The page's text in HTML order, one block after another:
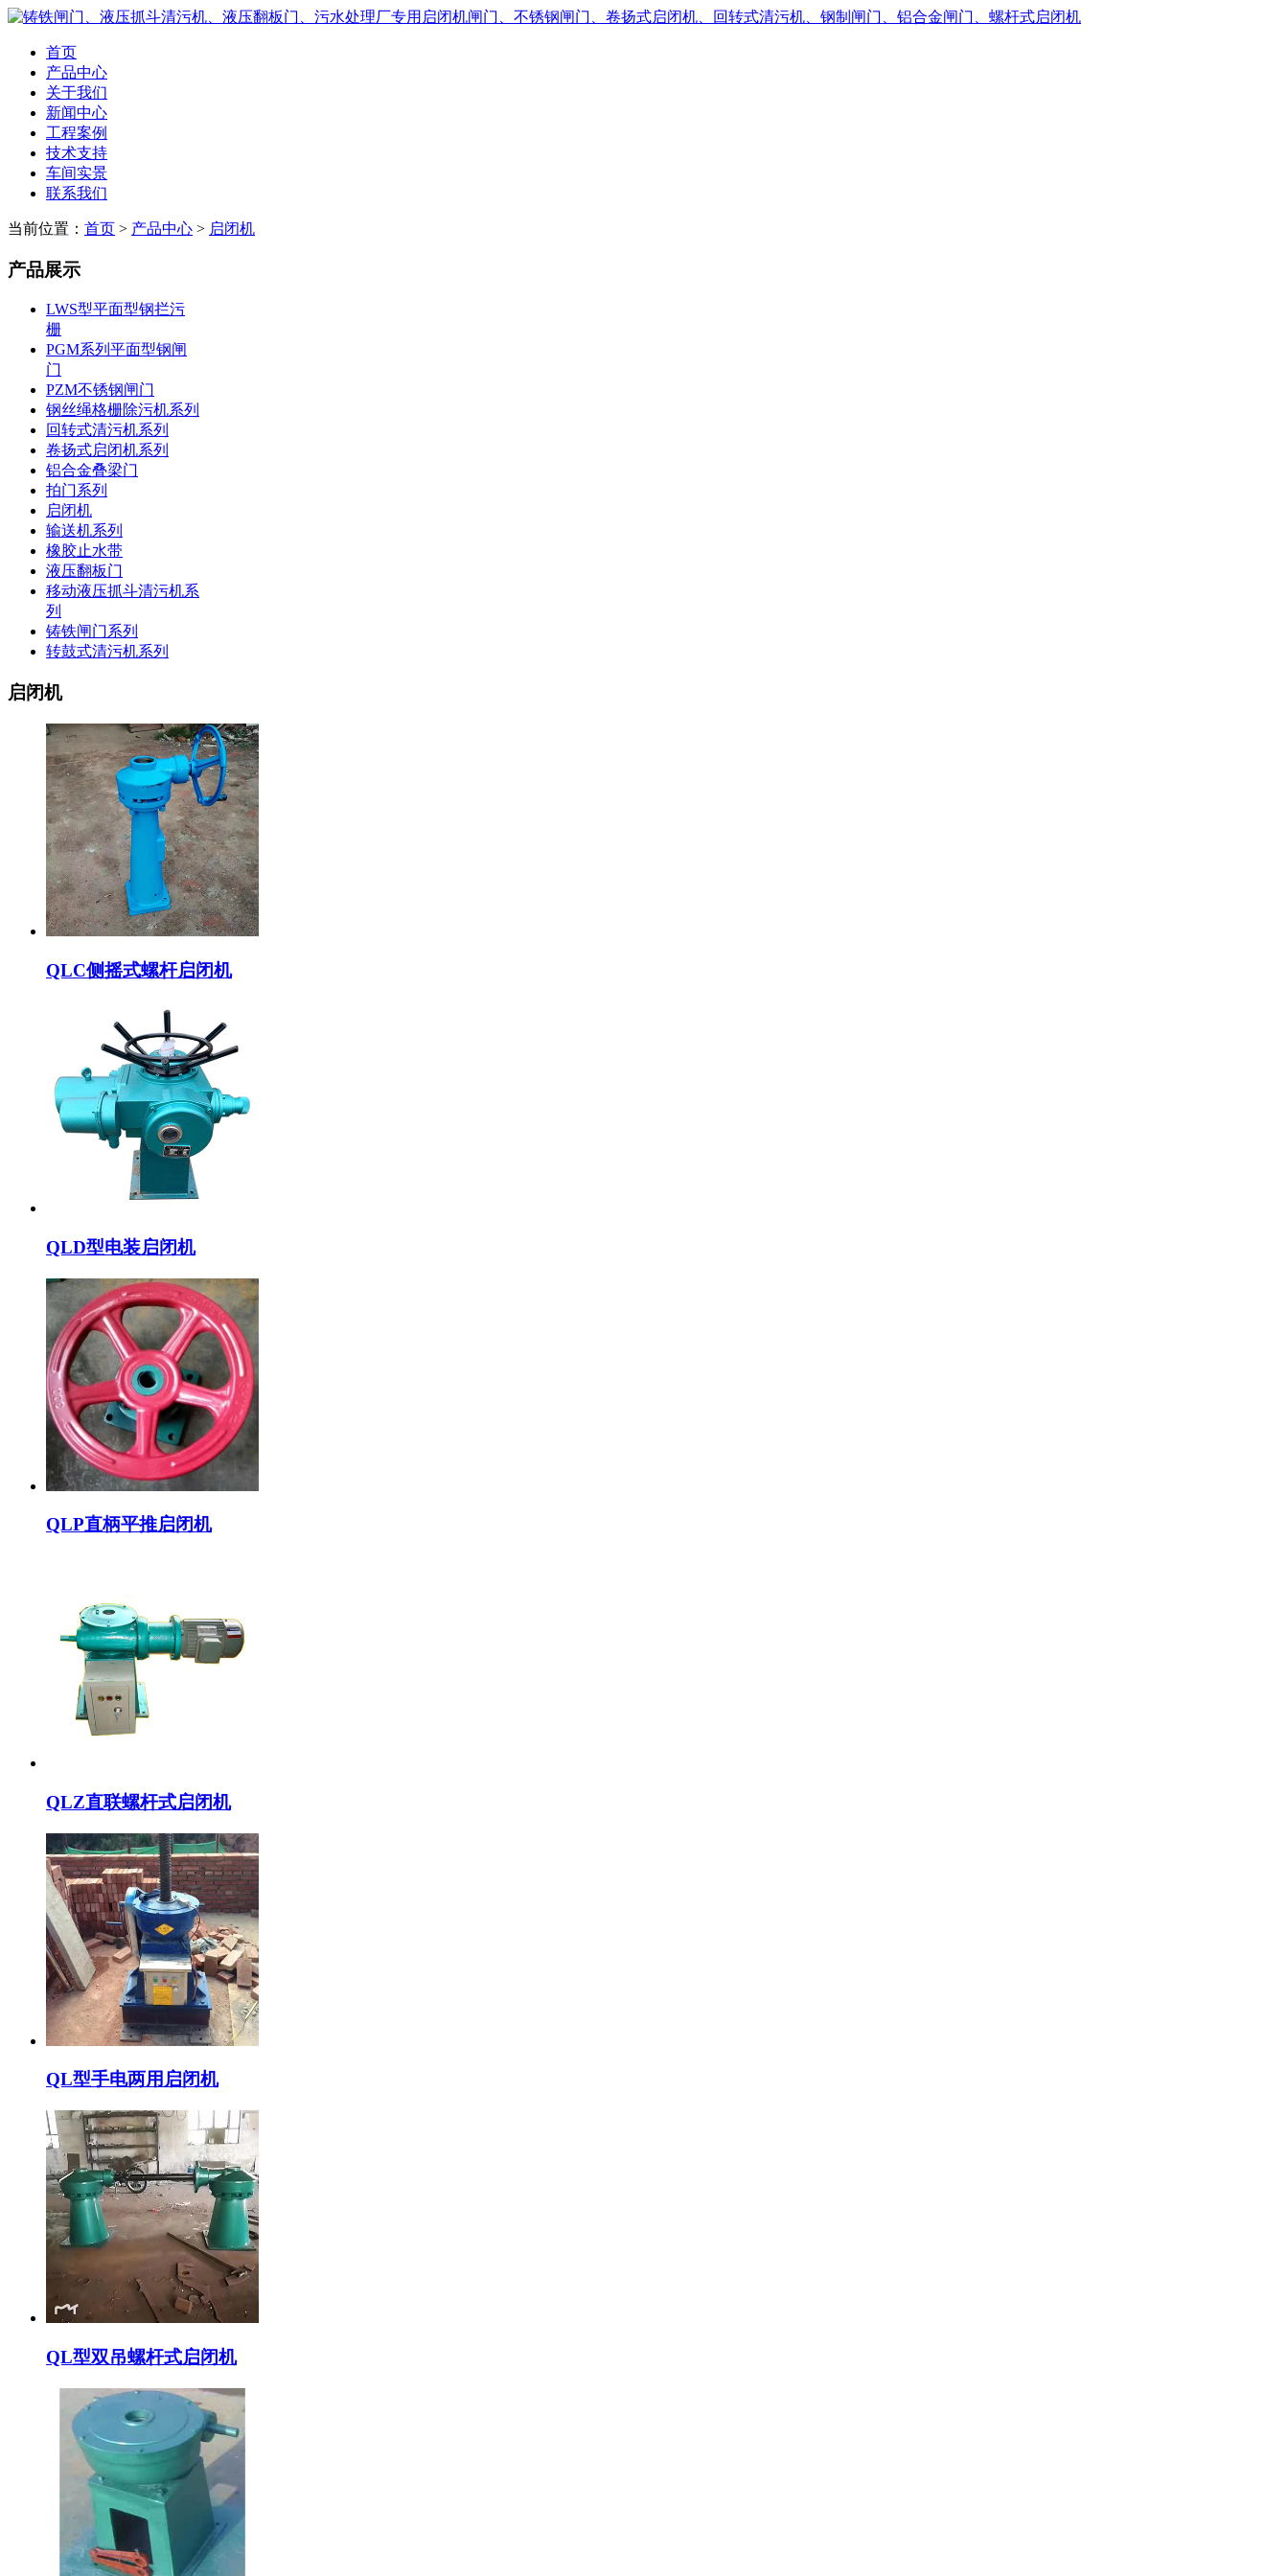
首页
产品中心
关于我们
新闻中心
工程案例
技术支持
车间实景
联系我们
当前位置： 首页 > 产品中心 > 启闭机
产品展示
LWS型平面型钢拦污
栅
PGM系列平面型钢闸
门
PZM不锈钢闸门
钢丝绳格栅除污机系列
回转式清污机系列
卷扬式启闭机系列
铝合金叠梁门
拍门系列
启闭机
输送机系列
橡胶止水带
液压翻板门
移动液压抓斗清污机系
列
铸铁闸门系列
转鼓式清污机系列
启闭机
QLC侧摇式螺杆启闭机
QLD型电装启闭机
QLP直柄平推启闭机
QLZ直联螺杆式启闭机
QL型手电两用启闭机
QL型双吊螺杆式启闭机